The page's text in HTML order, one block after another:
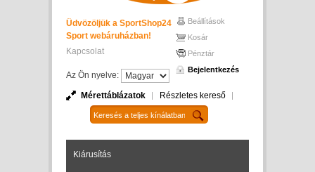
Üdvözöljük a SportShop24
Sport webáruházban!
Kapcsolat
Az Ön nyelve:
Beállítások
Kosár
Pénztár
Bejelentkezés
Mérettáblázatok Részletes kereső
Kiárusítás